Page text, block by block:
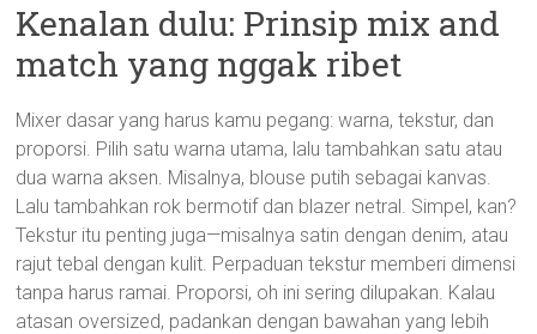
Kenalan dulu: Prinsip mix and
match yang nggak ribet
Mixer dasar yang harus kamu pegang: warna, tekstur, dan
proporsi. Pilih satu warna utama, lalu tambahkan satu atau
dua warna aksen. Misalnya, blouse putih sebagai kanvas.
Lalu tambahkan rok bermotif dan blazer netral. Simpel, kan?
Tekstur itu penting juga—misalnya satin dengan denim, atau
rajut tebal dengan kulit. Perpaduan tekstur memberi dimensi
tanpa harus ramai. Proporsi, oh ini sering dilupakan. Kalau
atasan oversized, padankan dengan bawahan yang lebih